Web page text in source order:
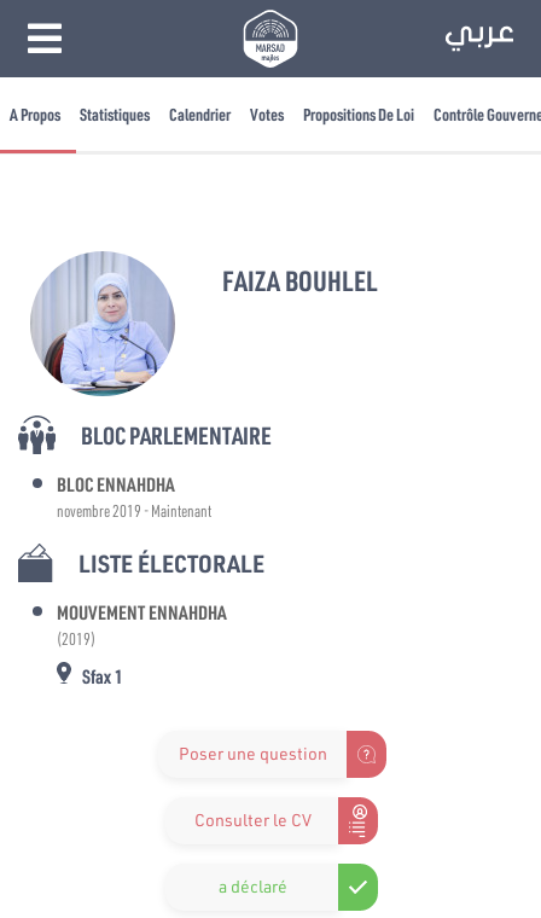
A Propos Statistiques Calendrier Votes Propositions De Loi Contrôle
FAIZA BOUHLEL
BLOC PARLEMENTAIRE
BLOC ENNAHDHA
novembre 2019 - Maintenant
LISTE ÉLECTORALE
MOUVEMENT ENNAHDHA
(2019)
Sfax 1
Poser une question
Consulter le CV
a déclaré